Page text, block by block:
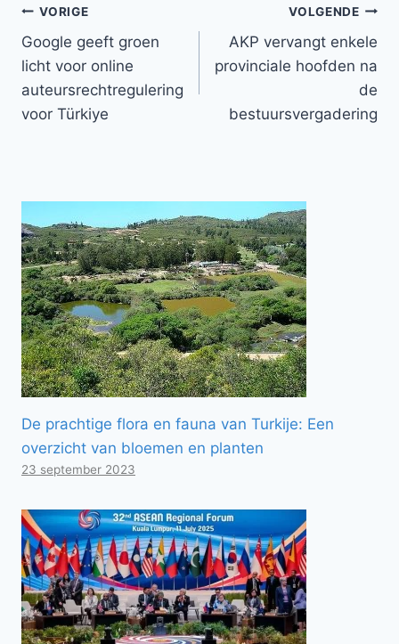
Bericht
navigatie
VORIGE
Google geeft groen
licht voor online
auteursrechtregulering
voor Türkiye
VOLGENDE
AKP vervangt enkele
provinciale hoofden na
de
bestuursvergadering
De prachtige flora en fauna van Turkije: Een
overzicht van bloemen en planten
23 september 2023